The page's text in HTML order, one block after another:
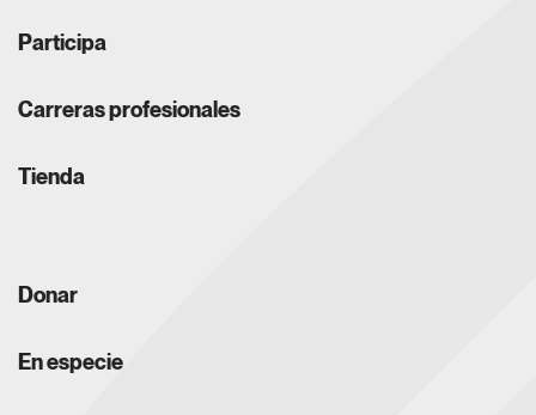
Participa
Carreras profesionales
Tienda
Donar
En especie